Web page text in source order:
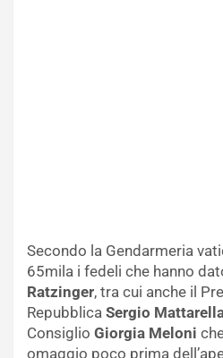
Secondo la Gendarmeria
65mila i fedeli che hanno
Ratzinger, tra cui anche il
Repubblica Sergio
Consiglio Giorgia Meloni
omaggio poco prima